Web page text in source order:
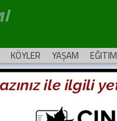
KÖYLER YAŞAM EĞITIM